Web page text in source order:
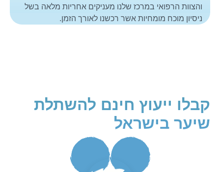
והצוות הרפואי במרכז שלנו מעניקים אחריות מלאה בשל
ניסיון מוכח מומחיות אשר רכשנו לאורך הזמן.
קבלו ייעוץ חינם להשתלת
שיער בישראל